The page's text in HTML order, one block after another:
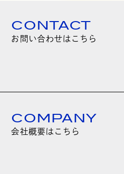
CONTACT
お問い合わせはこちら
COMPANY
会社概要はこちら